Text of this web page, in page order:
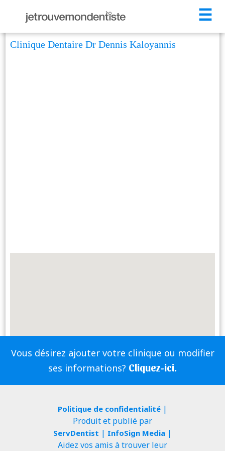
☰
Clinique Dentaire Dr Dennis Kaloyannis
Vous désirez ajouter votre clinique ou modifier
ses informations? Cliquez-ici.
Politique de confidentialité|
Produit et publié par
ServDentist | InfoSign Media|
Aidez vos amis à trouver leur